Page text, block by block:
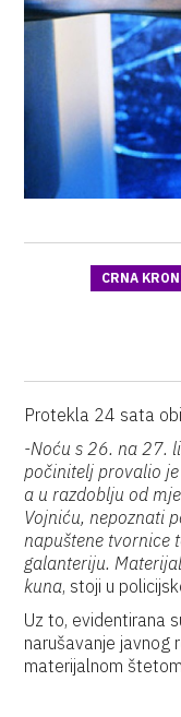
CRNA
Protekla 24 sata
-Noću s 26. na 27.
počinitelj provalio
a u razdoblju od
Vojniću, nepoznati
napuštene tvornice
galanteriju.
kuna, stoji u
Uz to, evidentirana
narušavanje javnog
materijalnom